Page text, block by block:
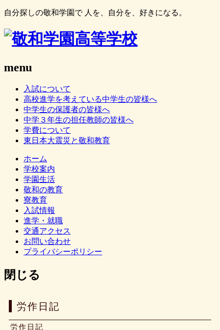
自分探しの敬和学園で 人を、自分を、好きになる。
menu
入試について
高校進学を考えている中学生の皆様へ
中学生の保護者の皆様へ
中学３年生の担任教師の皆様へ
学費について
東日本大震災と敬和教育
ホーム
学校案内
学園生活
敬和の教育
寮教育
入試情報
進学・就職
交通アクセス
お問い合わせ
プライバシーポリシー
閉じる
労作日記
労作日記